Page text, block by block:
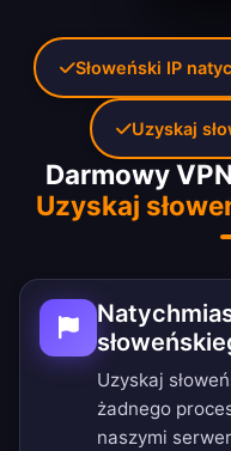
Darmowy
Uzyskaj
Uzyskaj
żadnego
naszymi
Słoweński IP
Uzyskaj